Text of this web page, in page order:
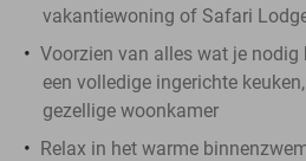
vakantiewoning of Safari
Voorzien van alles wat je nodig
een volledige ingerichte
gezellige woonkamer
Relax in het warme